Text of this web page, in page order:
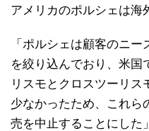
アメリカのポルシェは海
「ポルシェは顧客のニ
を絞り込んでおり、米国
リスモとクロスツーリ
少なかったため、これら
売を中止することにした」